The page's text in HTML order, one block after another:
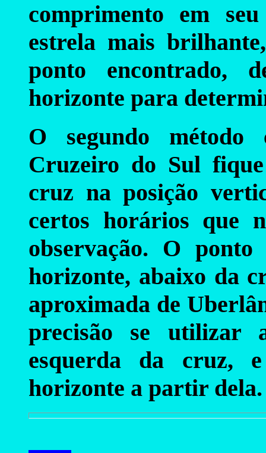
comprimento em
estrela mais
ponto encontrado,
horizonte para
O segundo
Cruzeiro do Sul
cruz na posição
certos horários que
observação. O
horizonte, abaixo da
aproximada de
precisão se utilizar
esquerda da cruz,
horizonte a partir dela.